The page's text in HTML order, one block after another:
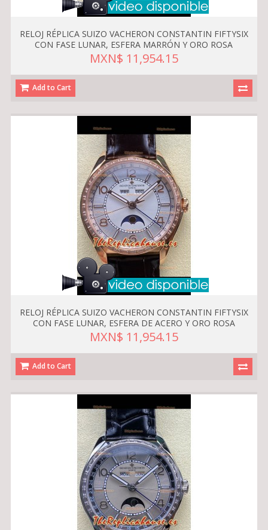
RELOJ RÉPLICA SUIZO VACHERON CONSTANTIN FIFTYSIX
CON FASE LUNAR, ESFERA MARRÓN Y ORO ROSA
MXN$ 11,954.15
Add to Cart
RELOJ RÉPLICA SUIZO VACHERON CONSTANTIN FIFTYSIX
CON FASE LUNAR, ESFERA DE ACERO Y ORO ROSA
MXN$ 11,954.15
Add to Cart